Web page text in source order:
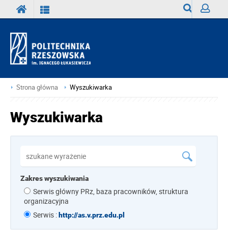
Strona główna Wyszukiwarka
Wyszukiwarka
Zakres wyszukiwania
Serwis główny PRz, baza pracowników, struktura
organizacyjna
Serwis : http://as.v.prz.edu.pl